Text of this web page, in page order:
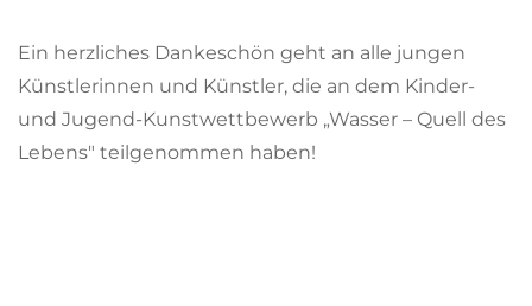
Ein herzliches Dankeschön geht an alle jungen
Künstlerinnen und Künstler, die an dem Kinder-
und Jugend-Kunstwettbewerb „Wasser – Quell des
Lebens" teilgenommen haben!